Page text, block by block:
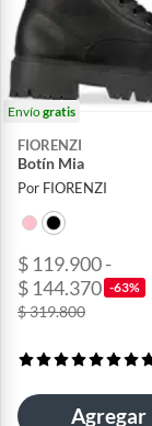
Envíogratis
FIORENZI
Botín Mia
Por FIORENZI
$ 119.900 -
$ 144.370 -63%
$ 319.800
Agregar